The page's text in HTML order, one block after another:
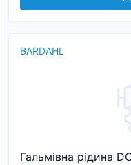
BARDAHL
Гальмівна рідина